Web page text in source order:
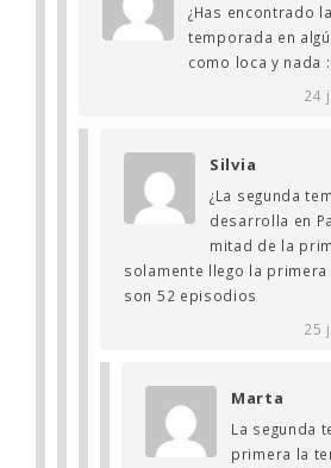
¿Has encontrado
temporada en
como loca y nada
24
Silvia
¿La segunda
desarrolla en
mitad de la
solamente llego la
son 52 episodios
25
Marta
La segunda
primera la